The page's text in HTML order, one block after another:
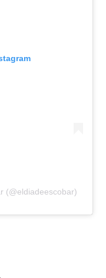
(@eldiadeescobar)